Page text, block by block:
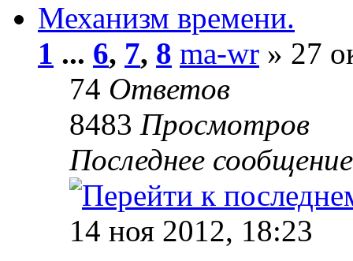
Механизм времени.
1 ... 6, 7, 8 ma-wr » 27
74 Ответов
8483 Просмотров
Последнее
14 ноя 2012, 18:23